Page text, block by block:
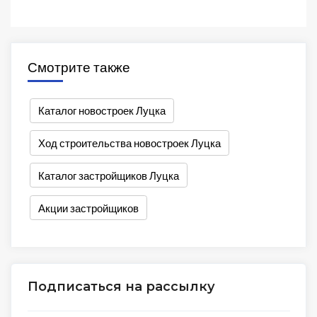
Смотрите также
Каталог новостроек Луцка
Ход строительства новостроек Луцка
Каталог застройщиков Луцка
Акции застройщиков
Подписаться на рассылку